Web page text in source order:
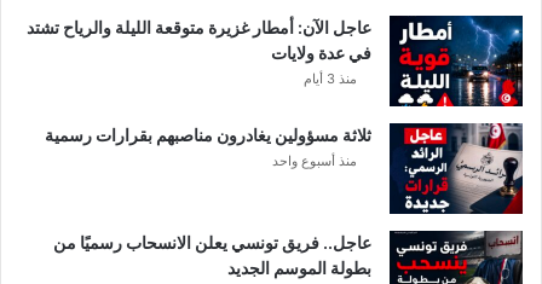
عاجل الآن: أمطار غزيرة متوقعة الليلة والرياح تشتد
في عدة ولايات
منذ 3 أيام
ثلاثة مسؤولين يغادرون مناصبهم بقرارات رسمية
منذ أسبوع واحد
عاجل.. فريق تونسي يعلن الانسحاب رسميًا من
بطولة الموسم الجديد